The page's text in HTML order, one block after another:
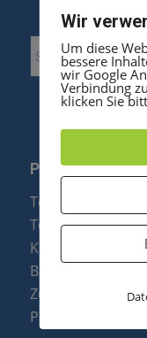
PRODUKTE
Telefonanlagen
Telefone
Konftel
Baugruppen
Zubehör &
Wir
Um diese
bessere
wir Google
Verbindung
klicken Sie